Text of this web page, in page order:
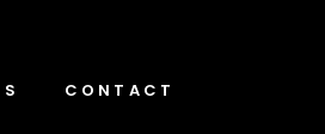
CONTACT